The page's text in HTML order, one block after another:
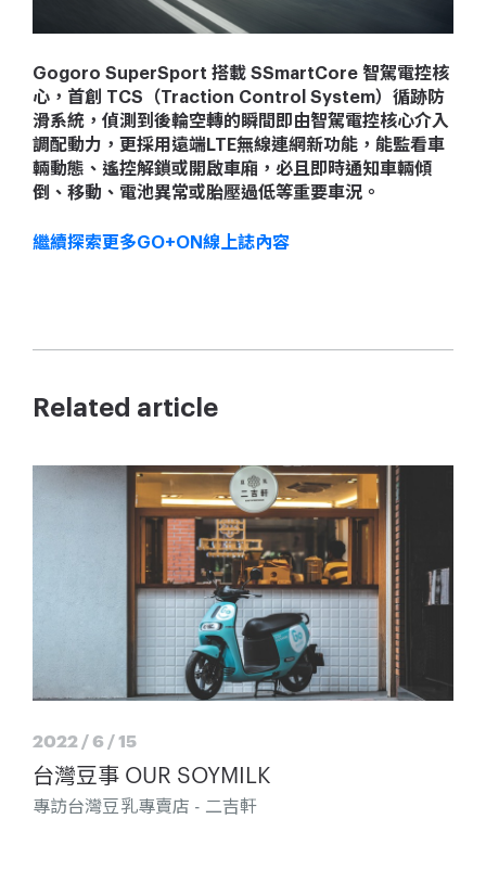
Gogoro SuperSport 搭載 SSmartCore 智駕電控核
心，首創 TCS（Traction Control System）循跡防
滑系統，偵測到後輪空轉的瞬間即由智駕電控核心介入
調配動力，更採用遠端LTE無線連網新功能，能監看車
輛動態、遙控解鎖或開啟車廂，必且即時通知車輛傾
倒、移動、電池異常或胎壓過低等重要車況。
繼續探索更多GO+ON線上誌內容
Related article
2022 / 6 / 15
台灣豆事 OUR SOYMILK
專訪台灣豆乳專賣店 - 二吉軒